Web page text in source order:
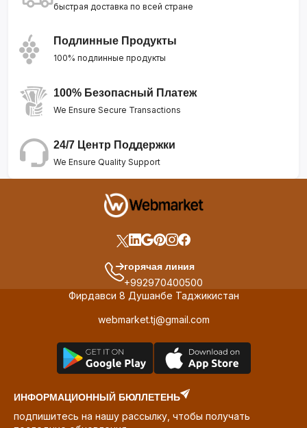
быстрая доставка по всей стране
Подлинные Продукты
100% подлинные продукты
100% Безопасный Платеж
We Ensure Secure Transactions
24/7 Центр Поддержки
We Ensure Quality Support
горячая линия
+992970400500
Фирдавси 8 Душанбе Таджикистан
webmarket.tj@gmail.com
ИНФОРМАЦИОННЫЙ БЮЛЛЕТЕНЬ
подпишитесь на нашу рассылку, чтобы получать